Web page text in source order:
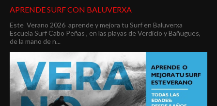
APRENDE SURF CON BALUVERXA
Este Verano 2026 aprende y mejora tu Surf en Baluverxa
Escuela Surf Cabo Peñas , en las playas de Verdicio y Bañugues,
de la mano de n...